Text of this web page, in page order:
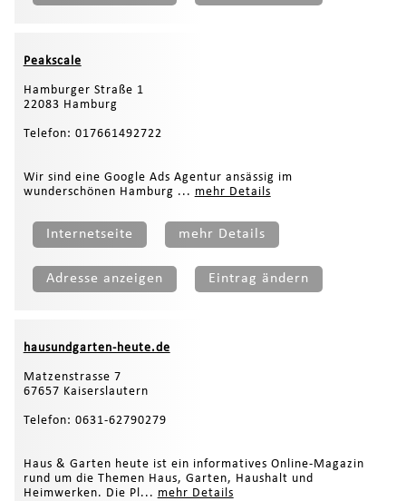
Peakscale
Hamburger Straße 1
22083 Hamburg
Telefon: 017661492722
Wir sind eine Google Ads Agentur ansässig im
wunderschönen Hamburg ... mehr Details
Internetseite mehr Details
Adresse anzeigen Eintrag ändern
hausundgarten-heute.de
Matzenstrasse 7
67657 Kaiserslautern
Telefon: 0631-62790279
Haus & Garten heute ist ein informatives Online-Magazin
rund um die Themen Haus, Garten, Haushalt und
Heimwerken. Die Pl... mehr Details